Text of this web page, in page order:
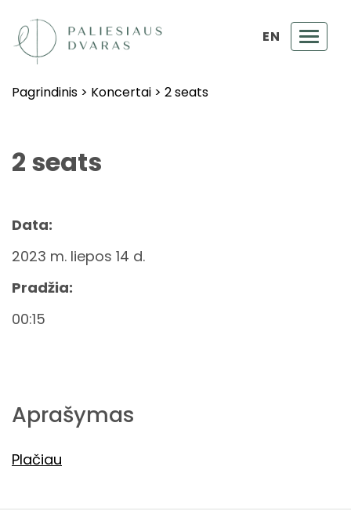
EN
Pagrindinis > Koncertai > 2 seats
2 seats
Data:
2023 m. liepos 14 d.
Pradžia:
00:15
Aprašymas
Plačiau